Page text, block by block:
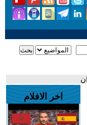
اخر الافلام